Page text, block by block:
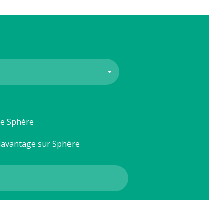
Sphère
sur Sphère